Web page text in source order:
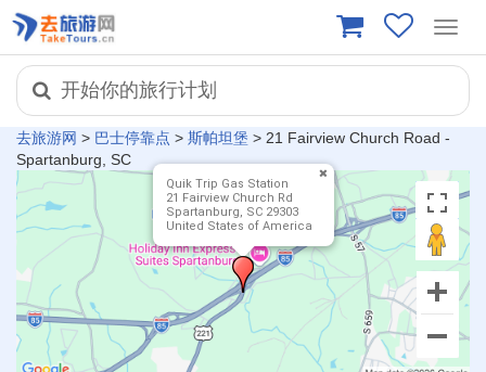
开始你的旅行计划
去旅游网 > 巴士停靠点 > 斯帕坦堡 > 21 Fairview Church Road -
Spartanburg, SC
Quik Trip‎ Gas Station
21 Fairview Church Rd
Spartanburg, SC 29303
United States of America